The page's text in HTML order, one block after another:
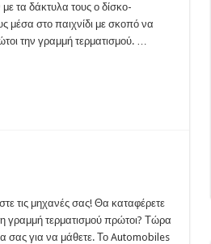
τα δάκτυλα τους ο δίσκο-
μέσα στο παιχνίδι με σκοπό να
την γραμμή τερματισμού. …
τις μηχανές σας! Θα καταφέρετε
γραμμή τερματισμού πρώτοι? Τώρα
σας για να μάθετε. Το Automobiles